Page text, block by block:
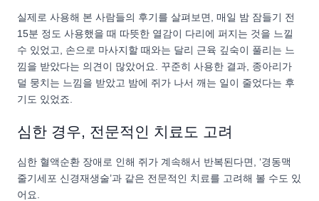
실제로 사용해 본 사람들의 후기를 살펴보면, 매일 밤 잠들기 전
15분 정도 사용했을 때 따뜻한 열감이 다리에 퍼지는 것을 느낄
수 있었고, 손으로 마사지할 때와는 달리 근육 깊숙이 풀리는 느
낌을 받았다는 의견이 많았어요. 꾸준히 사용한 결과, 종아리가
덜 뭉치는 느낌을 받았고 밤에 쥐가 나서 깨는 일이 줄었다는 후
기도 있었죠.
심한 경우, 전문적인 치료도 고려
심한 혈액순환 장애로 인해 쥐가 계속해서 반복된다면, ‘경동맥
줄기세포 신경재생술’과 같은 전문적인 치료를 고려해 볼 수도 있
어요.